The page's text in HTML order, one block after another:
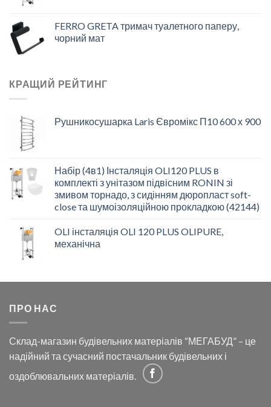
FERRO GRETA тримач туалетного паперу,
чорний мат
КРАЩИЙ РЕЙТИНГ
Рушникосушарка Laris Євромікс П10 600 х 900
Набір (4в1) Інсталяція OLI120 PLUS в
комплекті з унітазом підвісним RONIN зі
змивом торнадо, з сидінням дюропласт soft-
close та шумоізоляційною прокладкою (42144)
OLI інсталяція OLI 120 PLUS OLIPURE,
механічна
ПРО НАС
Склад-магазин будівельних матеріалів “МЕГАБУД” – це
надійний та сучасний постачальник будівельних і
оздоблювальних матеріалів.